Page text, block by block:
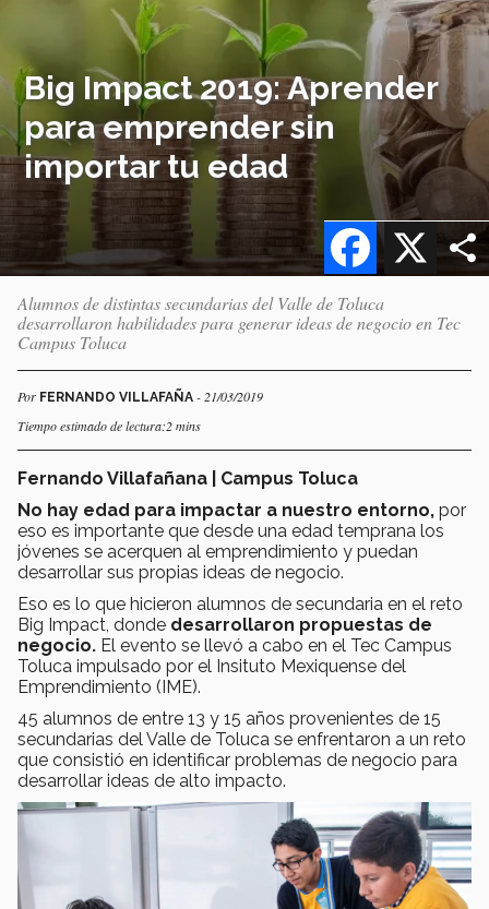
Big Impact 2019: Aprender
para emprender sin
importar tu edad
X
Facebook
Alumnos de distintas secundarias del Valle de Toluca
desarrollaron habilidades para generar ideas de negocio en Tec
Campus Toluca
Por FERNANDO VILLAFAÑA - 21/03/2019
Tiempo estimado de lectura:2 mins
Fernando Villafañana | Campus Toluca
No hay edad para impactar a nuestro entorno, por
eso es importante que desde una edad temprana los
jóvenes se acerquen al emprendimiento y puedan
desarrollar sus propias ideas de negocio.
Eso es lo que hicieron alumnos de secundaria en el reto
Big Impact, donde desarrollaron propuestas de
negocio. El evento se llevó a cabo en el Tec Campus
Toluca impulsado por el Insituto Mexiquense del
Emprendimiento (IME).
45 alumnos de entre 13 y 15 años provenientes de 15
secundarias del Valle de Toluca se enfrentaron a un reto
que consistió en identificar problemas de negocio para
desarrollar ideas de alto impacto.